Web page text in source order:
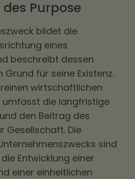
Purpose
bildet die
eines
beschreibt dessen
Grund für seine Existenz.
wirtschaftlichen
umfasst die langfristige
den Beitrag des
Gesellschaft. Die
sind
Entwicklung einer
einer einheitlichen